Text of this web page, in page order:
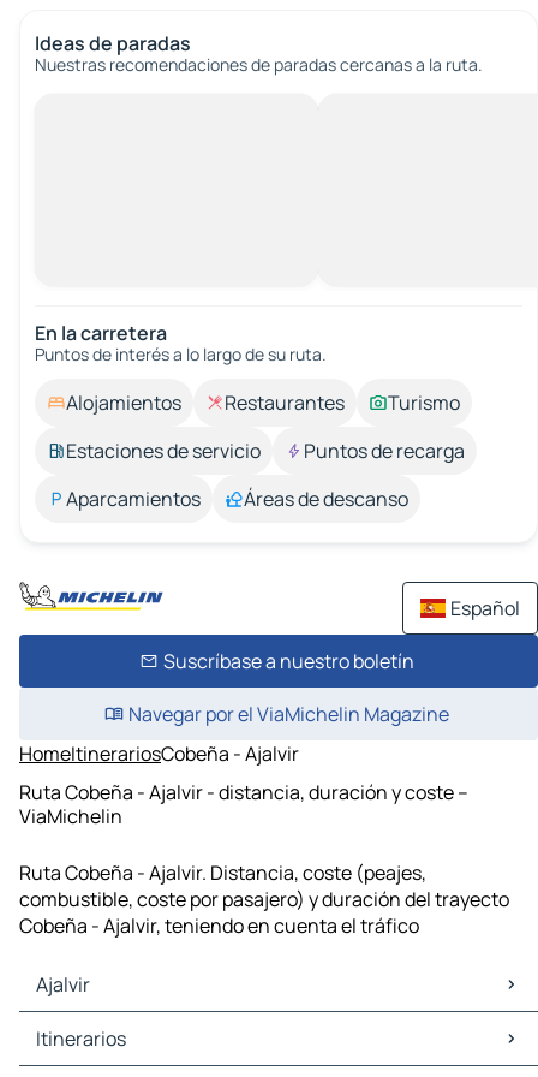
Ideas de paradas
Nuestras recomendaciones de paradas cercanas a la ruta.
En la carretera
Puntos de interés a lo largo de su ruta.
Alojamientos Restaurantes
Turismo
Estaciones de servicio
Puntos de recarga
Aparcamientos
Áreas de descanso
Español
Suscríbase a nuestro boletín
Navegar por el ViaMichelin Magazine
HomeItinerariosCobeña - Ajalvir
Ruta Cobeña - Ajalvir - distancia, duración y coste –
ViaMichelin
Ruta Cobeña - Ajalvir. Distancia, coste (peajes,
combustible, coste por pasajero) y duración del trayecto
Cobeña - Ajalvir, teniendo en cuenta el tráfico
Ajalvir
Ajalvir Mapas Planos
Ajalvir Trafico
Itinerarios